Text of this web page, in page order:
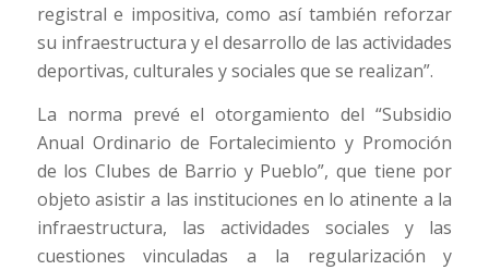
registral e impositiva, como así también reforzar
su infraestructura y el desarrollo de las actividades
deportivas, culturales y sociales que se realizan”.
La norma prevé el otorgamiento del “Subsidio
Anual Ordinario de Fortalecimiento y Promoción
de los Clubes de Barrio y Pueblo”, que tiene por
objeto asistir a las instituciones en lo atinente a la
infraestructura, las actividades sociales y las
cuestiones vinculadas a la regularización y